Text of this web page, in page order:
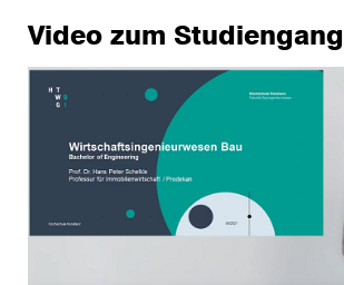
Video zum Studiengang